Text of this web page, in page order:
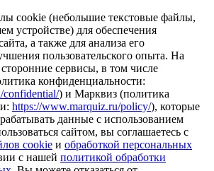
cookie (небольшие текстовые файлы,
устройстве) для обеспечения
а также для анализа его
пользовательского опыта. На
сервисы, в том числе
конфиденциальности:
confidential/) и Марквиз (политика
https://www.marquiz.ru/policy/), которые
данные с использованием
сайтом, вы соглашаетесь с
cookie и обработкой персональных
с нашей политикой обработки